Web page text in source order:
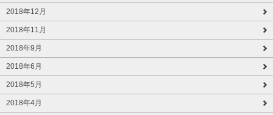
2018年12月
2018年11月
2018年9月
2018年6月
2018年5月
2018年4月